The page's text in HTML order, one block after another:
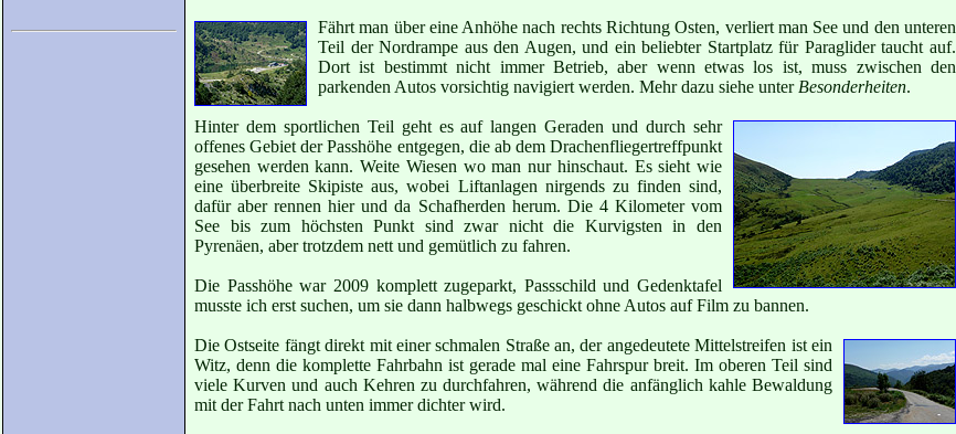
Fährt man über eine Anhöhe nach rechts Richtung Osten, verliert man See und den unteren
Teil der Nordrampe aus den Augen, und ein beliebter Startplatz für Paraglider taucht auf.
Dort ist bestimmt nicht immer Betrieb, aber wenn etwas los ist, muss zwischen den
parkenden Autos vorsichtig navigiert werden. Mehr dazu siehe unter Besonderheiten.
Hinter dem sportlichen Teil geht es auf langen Geraden und durch sehr
offenes Gebiet der Passhöhe entgegen, die ab dem Drachenfliegertreffpunkt
gesehen werden kann. Weite Wiesen wo man nur hinschaut. Es sieht wie
eine überbreite Skipiste aus, wobei Liftanlagen nirgends zu finden sind,
dafür aber rennen hier und da Schafherden herum. Die 4 Kilometer vom
See bis zum höchsten Punkt sind zwar nicht die Kurvigsten in den
Pyrenäen, aber trotzdem nett und gemütlich zu fahren.
Die Passhöhe war 2009 komplett zugeparkt, Passschild und Gedenktafel
musste ich erst suchen, um sie dann halbwegs geschickt ohne Autos auf Film zu bannen.
Die Ostseite fängt direkt mit einer schmalen Straße an, der angedeutete Mittelstreifen ist ein
Witz, denn die komplette Fahrbahn ist gerade mal eine Fahrspur breit. Im oberen Teil sind
viele Kurven und auch Kehren zu durchfahren, während die anfänglich kahle Bewaldung
mit der Fahrt nach unten immer dichter wird.